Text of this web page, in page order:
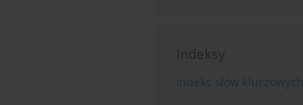
Indeksy
Indeks słów kluczowych